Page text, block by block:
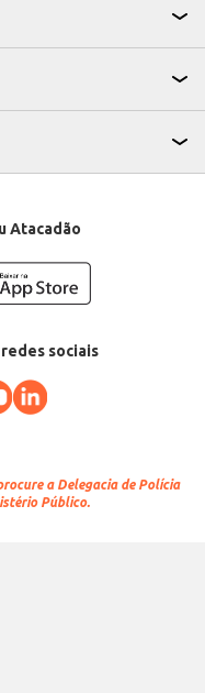
Atacadão
sociais
a Delegacia de Polícia
Público.